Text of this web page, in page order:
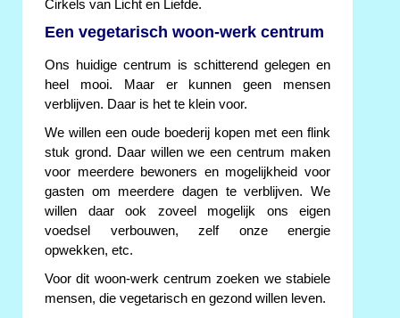
Cirkels van Licht en Liefde.
Een vegetarisch woon-werk centrum
Ons huidige centrum is schitterend gelegen en
heel mooi. Maar er kunnen geen mensen
verblijven. Daar is het te klein voor.
We willen een oude boederij kopen met een flink
stuk grond. Daar willen we een centrum maken
voor meerdere bewoners en mogelijkheid voor
gasten om meerdere dagen te verblijven. We
willen daar ook zoveel mogelijk ons eigen
voedsel verbouwen, zelf onze energie
opwekken, etc.
Voor dit woon-werk centrum zoeken we stabiele
mensen, die vegetarisch en gezond willen leven.